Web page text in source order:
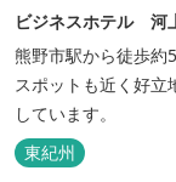
ビジネスホテル 河
熊野市駅から徒歩約
スポットも近く好立
しています。
東紀州